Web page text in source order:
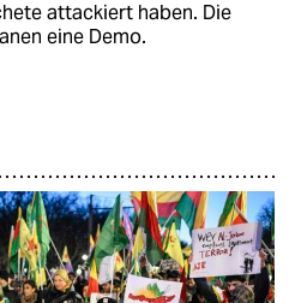
attackiert haben. Die
eine Demo.